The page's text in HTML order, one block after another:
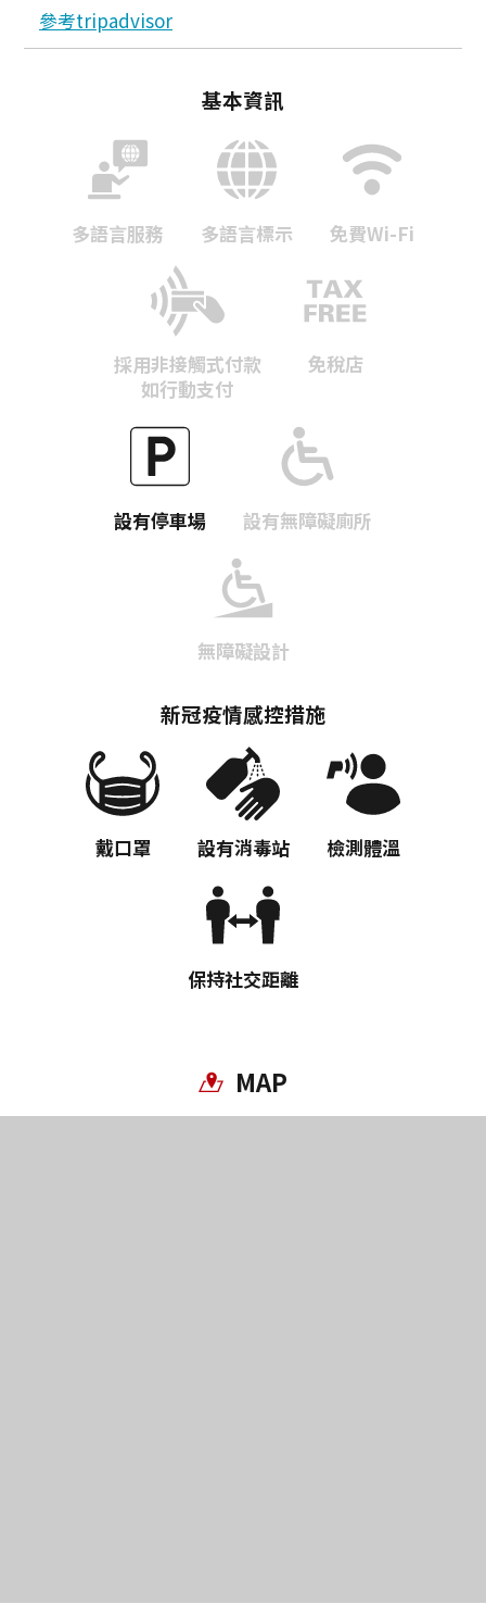
參考tripadvisor
基本資訊
多語言服務 多語言標示 免費Wi-Fi
採用非接觸式付款
如行動支付
免稅店
設有停車場 設有無障礙廁所
無障礙設計
新冠疫情感控措施
戴口罩 設有消毒站 檢測體溫
保持社交距離
MAP
Twitter分享
Facebook分享